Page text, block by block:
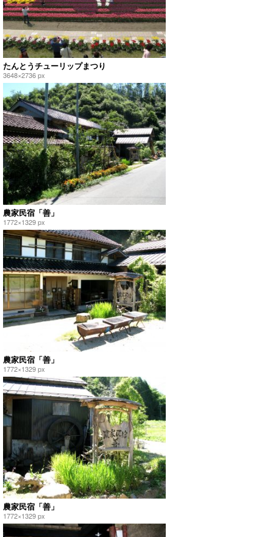
たんとうチューリップまつり
3648×2736 px
農家民宿「善」
1772×1329 px
農家民宿「善」
1772×1329 px
農家民宿「善」
1772×1329 px